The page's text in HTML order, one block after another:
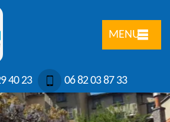
MENU
40 23 06 82 03 87 33